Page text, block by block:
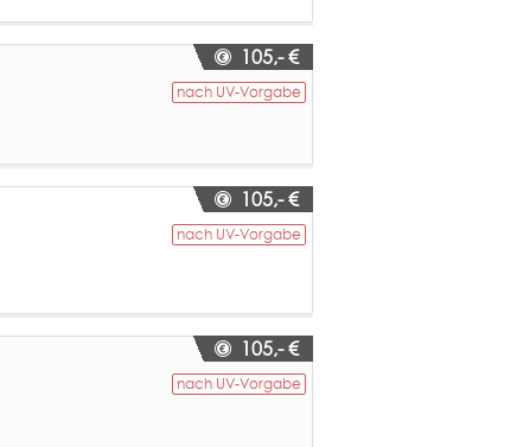
105,- €
nach UV-Vorgabe
105,- €
nach UV-Vorgabe
105,- €
nach UV-Vorgabe